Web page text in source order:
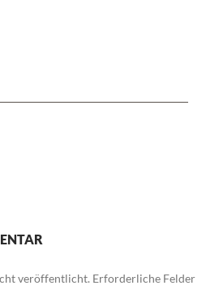
veröffentlicht. Erforderliche Felder